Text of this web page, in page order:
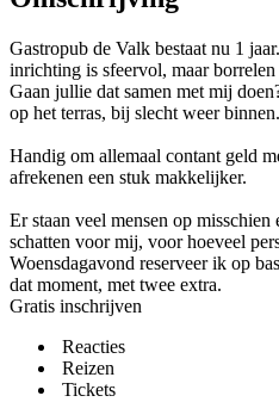
Gastropub de Valk bestaat nu 1
inrichting is sfeervol, maar
Gaan jullie dat samen met mij
op het terras, bij slecht weer
Handig om allemaal contant geld
afrekenen een stuk makkelijker.
Er staan veel mensen op
schatten voor mij, voor hoeveel
Woensdagavond reserveer ik op
dat moment, met twee extra.
Gratis inschrijven
Reacties
Reizen
Tickets